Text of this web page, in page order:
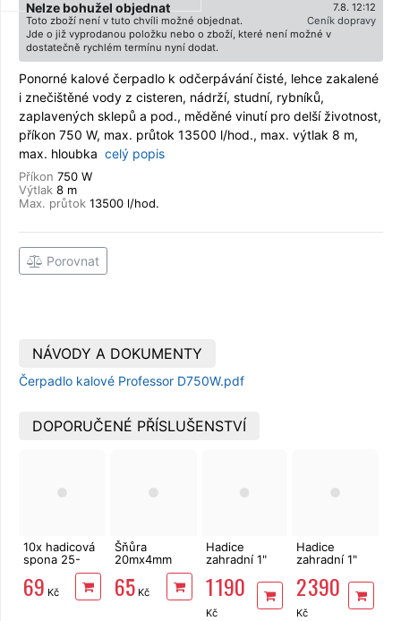
7.8. 12:12
Nelze bohužel objednat
Ceník dopravy
Toto zboží není v tuto chvíli možné objednat.
Jde o již vyprodanou položku nebo o zboží, které není možné v
dostatečně rychlém termínu nyní dodat.
Ponorné kalové čerpadlo k odčerpávání čisté, lehce zakalené
i znečištěné vody z cisteren, nádrží, studní, rybníků,
zaplavených sklepů a pod., měděné vinutí pro delší životnost,
příkon 750 W, max. průtok 13500 l/hod., max. výtlak 8 m,
max. hloubka celý popis
Příkon 750 W
Výtlak 8 m
Max. průtok 13500 l/hod.
Porovnat
NÁVODY A DOKUMENTY
Čerpadlo kalové Professor D750W.pdf
DOPORUČENÉ PŘÍSLUŠENSTVÍ
10x hadicová
spona 25-
40mm pro
hadici 1"
69 Kč
Šňůra
20mx4mm
30kg pletená
polypropylenová
65Kč
Hadice
zahradní 1"
10 let
zesílená
MasiPro, ČR
1 190
Kč
Hadice
zahradní 1"
záruka
zesílená
MasiPro, ČR
2 390
Kč